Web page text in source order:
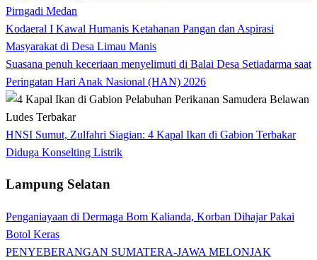
Pirngadi Medan‎
Kodaeral I Kawal Humanis Ketahanan Pangan dan Aspirasi
Masyarakat di Desa Limau Manis
Suasana penuh keceriaan menyelimuti di Balai Desa Setiadarma saat
Peringatan Hari Anak Nasional (HAN) 2026
HNSI Sumut, Zulfahri Siagian: 4 Kapal Ikan di Gabion Terbakar
Diduga Konselting Listrik
Lampung Selatan
Penganiayaan di Dermaga Bom Kalianda, Korban Dihajar Pakai
Botol Keras
PENYEBERANGAN SUMATERA-JAWA MELONJAK